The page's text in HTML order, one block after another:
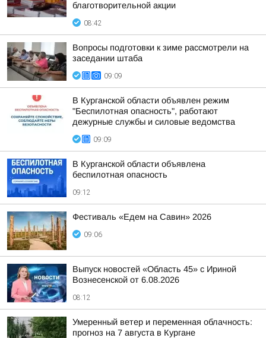
благотворительной акции
08:42
Вопросы подготовки к зиме рассмотрели на
заседании штаба
09:09
В Курганской области объявлен режим
"Беспилотная опасность", работают
дежурные службы и силовые ведомства
09:09
В Курганской области объявлена
беспилотная опасность
09:12
Фестиваль «Едем на Савин» 2026
09:06
Выпуск новостей «Область 45» с Ириной
Вознесенской от 6.08.2026
08:12
Умеренный ветер и переменная облачность:
прогноз на 7 августа в Кургане